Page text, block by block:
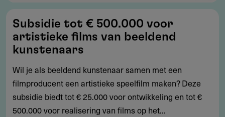
tot
€
500.000
voor
artistieke
films
van
Subsidie tot € 500.000 voor
artistieke films van beeldend
kunstenaars
Wil je als beeldend kunstenaar samen met een
filmproducent een artistieke speelfilm maken? Deze
subsidie biedt tot € 25.000 voor ontwikkeling en tot €
500.000 voor realisering van films op het...